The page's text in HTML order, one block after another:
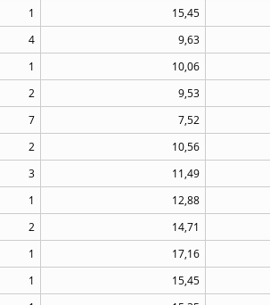
1 15,45
4 9,63
1 10,06
2 9,53
7 7,52
2 10,56
3 11,49
1 12,88
2 14,71
1 17,16
1 15,45